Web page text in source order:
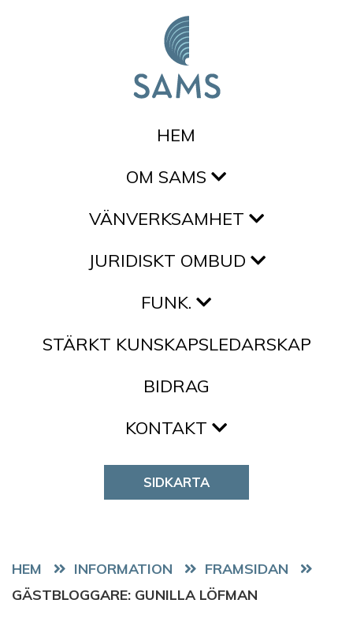
HEM
OM SAMS
VÄNVERKSAMHET
JURIDISKT OMBUD
FUNK.
STÄRKT KUNSKAPSLEDARSKAP
BIDRAG
KONTAKT
SIDKARTA
HEM
FRAMSIDAN
GÄSTBLOGGARE: GUNILLA LÖFMAN